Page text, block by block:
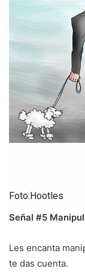
Foto:Hootles
Señal #5
Les encanta
te das cuenta.